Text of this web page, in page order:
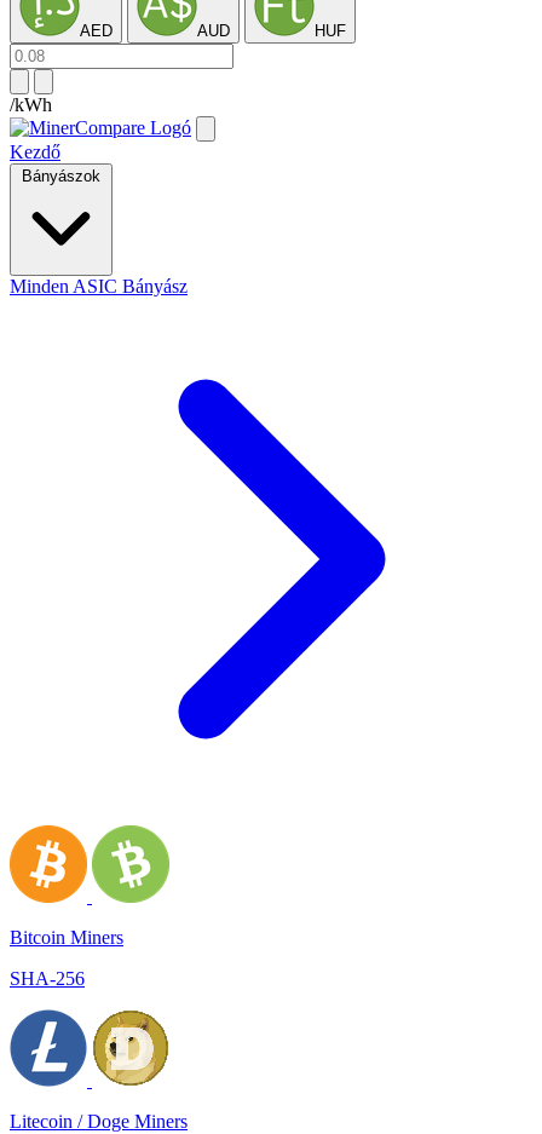
AED AUD HUF
/kWh
Kezdő
Bányászok
Minden ASIC Bányász
Bitcoin Miners
SHA-256
Litecoin / Doge Miners